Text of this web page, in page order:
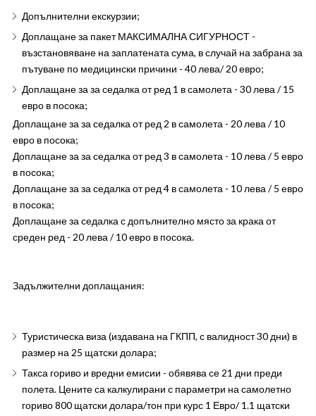
Допълнителни екскурзии;
Доплащане за пакет МАКСИМАЛНА СИГУРНОСТ -
възстановяване на заплатената сума, в случай на забрана за
пътуване по медицински причини - 40 лева/ 20 евро;
Доплащане за за седалка от ред 1 в самолета - 30 лева / 15
евро в посока;
Доплащане за за седалка от ред 2 в самолета - 20 лева / 10
евро в посока;
Доплащане за за седалка от ред 3 в самолета - 10 лева / 5 евро
в посока;
Доплащане за за седалка от ред 4 в самолета - 10 лева / 5 евро
в посока;
Доплащане за седалка с допълнително място за крака от
среден ред - 20 лева / 10 евро в посока.
Задължителни доплащания:
Туристическа виза (издавана на ГКПП, с валидност 30 дни) в
размер на 25 щатски долара;
Такса гориво и вредни емисии - обявява се 21 дни преди
полета. Цените са калкулирани с параметри на самолетно
гориво 800 щатски долара/тон при курс 1 Евро/ 1.1 щатски